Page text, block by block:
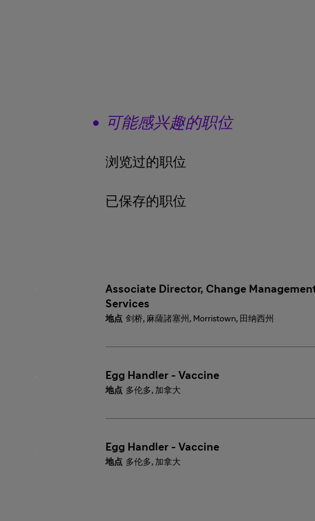
可能感兴趣的职位
浏览过的职位
已保存的职位
Associate Director, Change
Services
剑桥, 麻薩諸塞州, Morristown, 田纳西州
Egg Handler - Vaccine
多伦多, 加拿大
Egg Handler - Vaccine
多伦多, 加拿大